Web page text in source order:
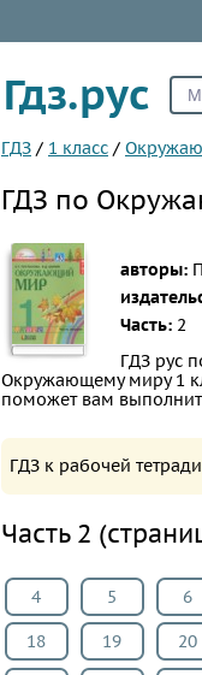
Гдз.рус
ГДЗ / 1 класс /
ГДЗ по
авторы:
Часть: 2
ГДЗ рус
Окружающему миру 1
поможет вам
ГДЗ к рабочей
Часть 2
4 5 6
18 19 20